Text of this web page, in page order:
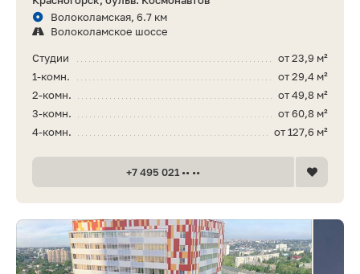
Волоколамская, 6.7 км
Волоколамское шоссе
от 23,9 м²
Студии
от 29,4 м²
1-комн.
от 49,8 м²
2-комн.
от 60,8 м²
3-комн.
от 127,6 м²
4-комн.
+7 495 021 •• ••